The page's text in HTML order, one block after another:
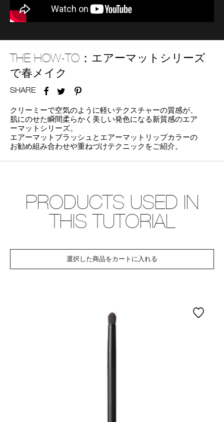
device)
to
given
as
you
type
or
this
form
to
search
for
the
keyword
THE HOW-TO： エアーマットシリーズ
で春メイク
SHARE FACEBOOK
TWITTER
クリーミーで空気のように軽いテクスチャーの質感が、
肌にのせた瞬間柔らかく美しい発色になる新質感のエア
ーマットシリーズ。
エアーマットブラッシュとエアーマットリップカラーの
お勧め組み合わせや重ねづけテクニックをご紹介。
PRODUCTS USED IN
THIS TUTORIAL
選択した商品をカートに入れる